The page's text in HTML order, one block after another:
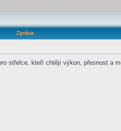
Zpráva
střelce, kteří chtějí výkon, přesnost a